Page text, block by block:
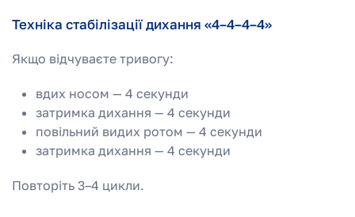
Техніка стабілізації дихання «4–4–4–4»
Якщо відчуваєте тривогу:
вдих носом — 4 секунди
затримка дихання — 4 секунди
повільний видих ротом — 4 секунди
затримка дихання — 4 секунди
Повторіть 3–4 цикли.